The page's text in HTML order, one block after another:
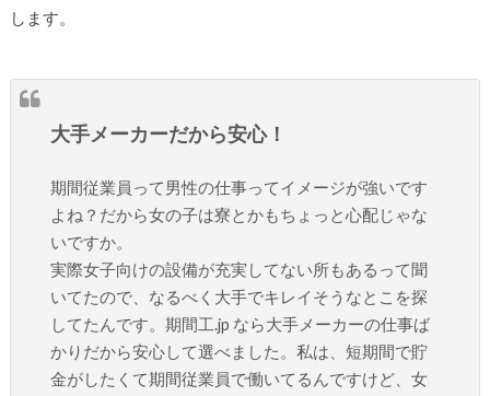
します。
大手メーカーだから安心！
期間従業員って男性の仕事ってイメージが強いです
よね？だから女の子は寮とかもちょっと心配じゃな
いですか。
実際女子向けの設備が充実してない所もあるって聞
いてたので、なるべく大手でキレイそうなとこを探
してたんです。期間工.jp なら大手メーカーの仕事ば
かりだから安心して選べました。私は、短期間で貯
金がしたくて期間従業員で働いてるんですけど、女